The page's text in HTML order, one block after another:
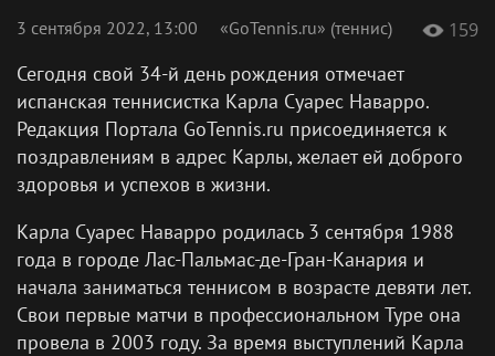
3 сентября 2022, 13:00 «GoTennis.ru» (теннис) 159
Сегодня свой 34-й день рождения отмечает
испанская теннисистка Карла Суарес Наварро.
Редакция Портала GoTennis.ru присоединяется к
поздравлениям в адрес Карлы, желает ей доброго
здоровья и успехов в жизни.
Карла Суарес Наварро родилась 3 сентября 1988
года в городе Лас-Пальмас-де-Гран-Канария и
начала заниматься теннисом в возрасте девяти лет.
Свои первые матчи в профессиональном Туре она
провела в 2003 году. За время выступлений Карла